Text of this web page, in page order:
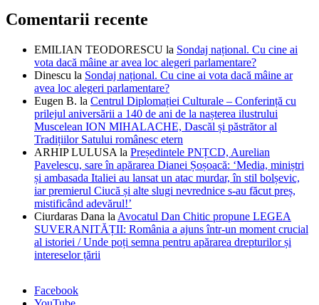
Comentarii recente
EMILIAN TEODORESCU la Sondaj național. Cu cine ai
vota dacă mâine ar avea loc alegeri parlamentare?
Dinescu la Sondaj național. Cu cine ai vota dacă mâine ar
avea loc alegeri parlamentare?
Eugen B. la Centrul Diplomației Culturale – Conferință cu
prilejul aniversării a 140 de ani de la nașterea ilustrului
Muscelean ION MIHALACHE, Dascăl și păstrător al
Tradițiilor Satului românesc etern
ARHIP LULUSA la Președintele PNȚCD, Aurelian
Pavelescu, sare în apărarea Dianei Șoșoacă: ‘Media, miniștri
și ambasada Italiei au lansat un atac murdar, în stil bolșevic,
iar premierul Ciucă și alte slugi nevrednice s-au făcut preș,
mistificând adevărul!’
Ciurdaras Dana la Avocatul Dan Chitic propune LEGEA
SUVERANITĂȚII: România a ajuns într-un moment crucial
al istoriei / Unde poți semna pentru apărarea drepturilor și
intereselor țării
Facebook